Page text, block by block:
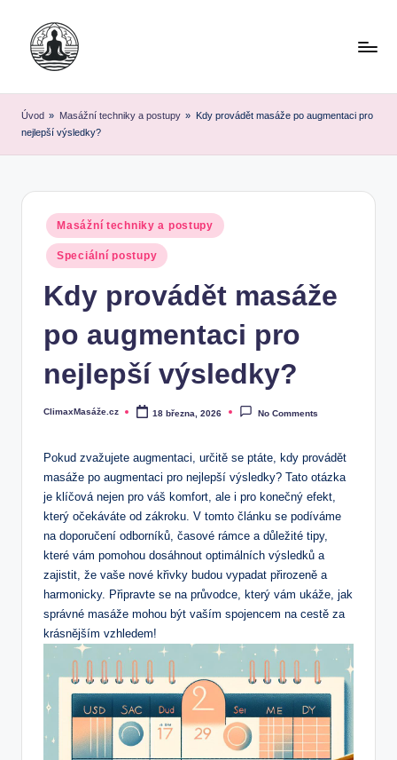
Úvod » Masážní techniky a postupy » Kdy provádět masáže po augmentaci pro
nejlepší výsledky?
Posted
in
Masážní techniky a postupy
Speciální postupy
Kdy provádět masáže
po augmentaci pro
nejlepší výsledky?
Posted
ClimaxMasáže.cz 18 března, 2026 No Comments
Pokud zvažujete augmentaci, určitě se ptáte, kdy provádět
masáže po augmentaci pro nejlepší výsledky? Tato otázka
je klíčová nejen pro váš komfort, ale i pro konečný efekt,
který očekáváte od zákroku. V tomto článku se podíváme
na doporučení odborníků, časové rámce a důležité tipy,
které vám pomohou dosáhnout optimálních výsledků a
zajistit, že vaše nové křivky budou vypadat přirozeně a
harmonicky. Připravte se na průvodce, který vám ukáže, jak
správné masáže mohou být vaším spojencem na cestě za
krásnějším vzhledem!